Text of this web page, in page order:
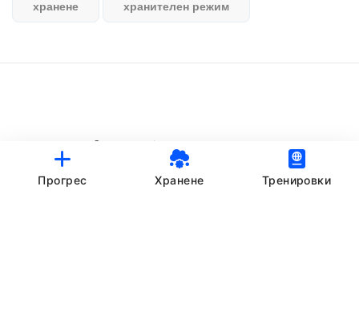
хранене хранителен режим
© StankovFit Progress App | 2025
Crafted with love by
Прогрес Хранене Тренировки